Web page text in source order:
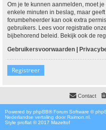
Om je te kunnen aanmelden, moet
enkele minuten in beslag, maar
forumbeheerder kan ook extra
gebruikers. Lees voor registratie
bijbehorend beleid. Bekijk ook de
Gebruikersvoorwaarden |
Registreer
Contact
Powered by phpBB® Forum Software ©
Nederlandse vertaling door Raimon.nl
Style proflat © 2017 Mazeltof